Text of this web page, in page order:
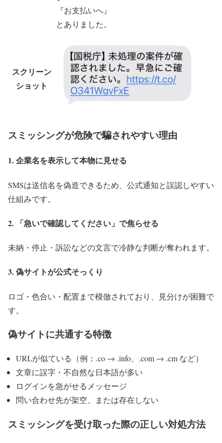
『お支払いへ』
とありました。
スクリーン
ショット
スミッシングが危険で騙されやすい理由
1. 企業名を表示して本物に見せる
SMSは送信名を偽造できるため、公式通知と誤認しやすい
仕組みです。
2. 「急いで確認してください」で焦らせる
未納・停止・訴訟などの文言で冷静な判断が奪われます。
3. 偽サイトが公式そっくり
ロゴ・色合い・配置まで模倣されており、見分けが困難で
す。
偽サイトに共通する特徴
URLが似ている（例：.co → .info、.com → .cm など）
文章に誤字・不自然な日本語が多い
ログインを急がせるメッセージ
問い合わせ先が架空、または存在しない
スミッシングを受け取った際の正しい対処方法